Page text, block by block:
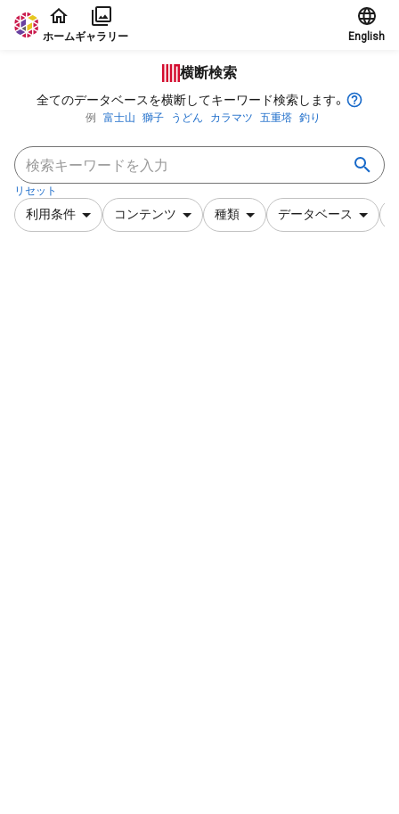
本文に飛ぶ
ホームギャラリー English
横断検索
全てのデータベースを横断してキーワード検索します。
例 富士山 獅子 うどん カラマツ 五重塔 釣り
リセット
利用条件 コンテンツ 種類 データベース